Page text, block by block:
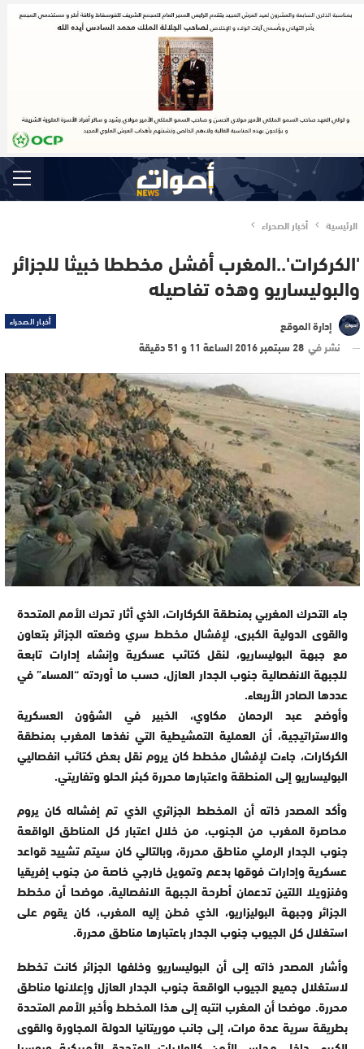
الرئيسية أخبار الصحراء
'الكركرات'..المغرب أفشل مخططا خبيثا للجزائر
والبوليساريو وهذه تفاصيله
أخبار الصحراء
إدارة الموقع
نشر في 28 سبتمبر 2016 الساعة 11 و 51 دقيقة
جاء التحرك المغربي بمنطقة الكركارات، الذي أثار تحرك الأمم المتحدة
والقوى الدولية الكبرى، لإفشال مخطط سري وضعته الجزائر بتعاون
مع جبهة البوليساريو، لنقل كتائب عسكرية وإنشاء إدارات تابعة
للجبهة الانفصالية جنوب الجدار العازل، حسب ما أوردته “المساء” في
عددها الصادر الأربعاء.
وأوضح عبد الرحمان مكاوي، الخبير في الشؤون العسكرية
والاستراتيجية، أن العملية التمشيطية التي نفذها المغرب بمنطقة
الكركارات، جاءت لإفشال مخطط كان يروم نقل بعض كتائب انفصاليي
البوليساريو إلى المنطقة واعتبارها محررة كبئر الحلو وتفاريتي.
وأكد المصدر ذاته أن المخطط الجزائري الذي تم إفشاله كان يروم
محاصرة المغرب من الجنوب، من خلال اعتبار كل المناطق الواقعة
جنوب الجدار الرملي مناطق محررة، وبالتالي كان سيتم تشييد قواعد
عسكرية وإدارات فوقها بدعم وتمويل خارجي خاصة من جنوب إفريقيا
وفنزويلا اللتين تدعمان أطرحة الجبهة الانفصالية، موضحا أن مخطط
الجزائر وجبهة البوليزاريو، الذي فطن إليه المغرب، كان يقوم على
استغلال كل الجيوب جنوب الجدار باعتبارها مناطق محررة.
وأشار المصدر ذاته إلى أن البوليساريو وخلفها الجزائر كانت تخطط
لاستغلال جميع الجيوب الواقعة جنوب الجدار العازل وإعلانها مناطق
محررة. موضحا أن المغرب انتبه إلى هذا المخطط وأخبر الأمم المتحدة
بطريقة سرية عدة مرات، إلى جانب موريتانيا الدولة المجاورة والقوى